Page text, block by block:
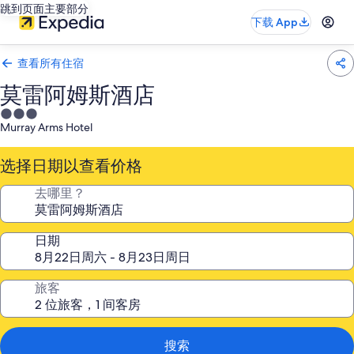
跳到页面主要部分
下载 App
查看所有住宿
莫雷阿姆斯酒店
3.0
星
住
宿
Murray Arms Hotel
选择日期以查看价格
去哪里？
日期
旅客
搜索